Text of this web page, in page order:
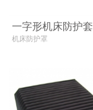
一字形机床防护套
机床防护罩